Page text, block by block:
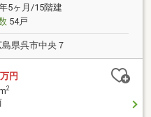
5ヶ月/15階建
54戸
島県呉市中央７
万円
2